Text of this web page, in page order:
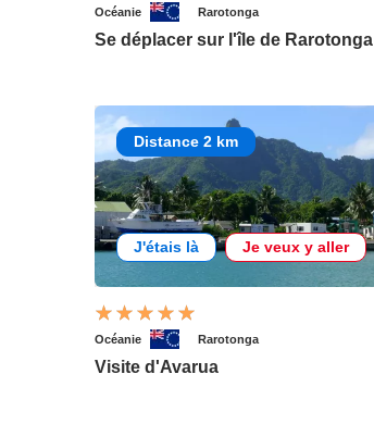
Océanie Rarotonga
Se déplacer sur l'île de Rarotonga
Distance 2 km
J'étais là Je veux y aller
Océanie Rarotonga
Visite d'Avarua